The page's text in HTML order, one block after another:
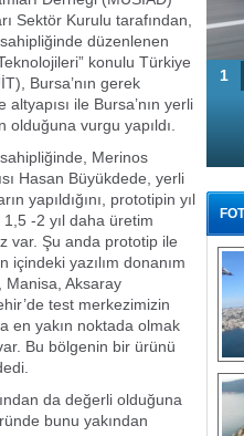
Sektör Kurulu tarafından,
düzenlenen
konulu Türkiye
Bursa’nın gerek
ile Bursa’nın yerli
vurgu yapıldı.
Merinos
Hasan Büyükdede, yerli
yapıldığını, prototipin yıl
-2 yıl daha üretim
var. Şu anda prototip ile
yazılım donanım
Manisa, Aksaray
test merkezimizin
en yakın noktada olmak
Bu bölgenin bir ürünü
da değerli olduğuna
bunu yakından
1